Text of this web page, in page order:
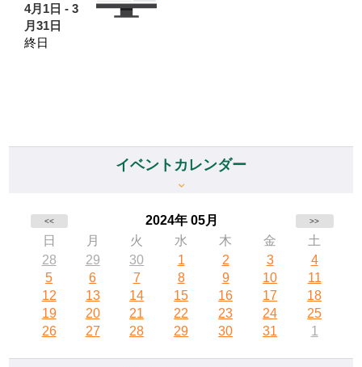
4月1日 - 3
月31日
終日
イベントカレンダー
<< 2024年 05月 >>
日 月 火 水 木 金
土
28
29 30 1 2 3
4
5
6 7 8 9 10
11
12
13 14 15 16 17
18
19
20 21 22 23 24
25
26
27 28 29 30 31 1